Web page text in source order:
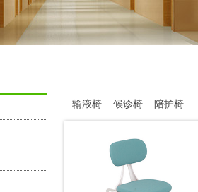
输液椅
候诊椅 陪护椅